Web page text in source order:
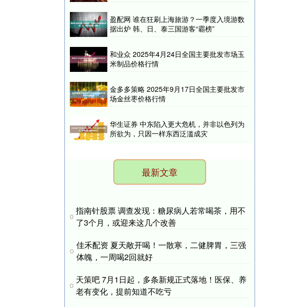
盈配网 谁在狂刷上海旅游？一季度入境游数
据出炉 韩、日、泰三国游客“霸榜”
和业众 2025年4月24日全国主要批发市场玉
米制品价格行情
金多多策略 2025年9月17日全国主要批发市
场金丝枣价格行情
华生证券 中东陷入更大危机，并非以色列为
所欲为，只因一样东西泛滥成灾
最新文章
指南针股票 调查发现：糖尿病人若常喝茶，用不
了3个月，或迎来这几个改善
佳禾配资 夏天敞开喝！一散寒，二健脾胃，三强
体魄，一周喝2回就好
天策吧 7月1日起，多条新规正式落地！医保、养
老有变化，提前知道不吃亏